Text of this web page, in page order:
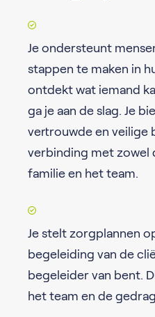
Je ondersteunt
stappen te maken in
ontdekt wat iemand
ga je aan de slag. Je
vertrouwde en veilige
verbinding met zowel
familie en het team.
Je stelt zorgplannen
begeleiding van de
begeleider van bent.
het team en de